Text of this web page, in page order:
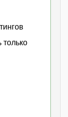
только